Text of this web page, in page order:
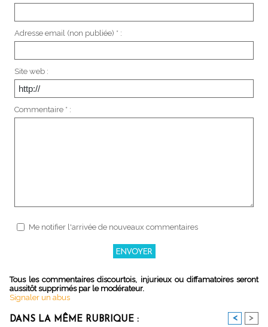
Adresse email (non publiée) * :
Site web :
Commentaire * :
Me notifier l'arrivée de nouveaux commentaires
Tous les commentaires discourtois, injurieux ou diffamatoires seront
aussitôt supprimés par le modérateur.
Signaler un abus
DANS LA MÊME RUBRIQUE : < >